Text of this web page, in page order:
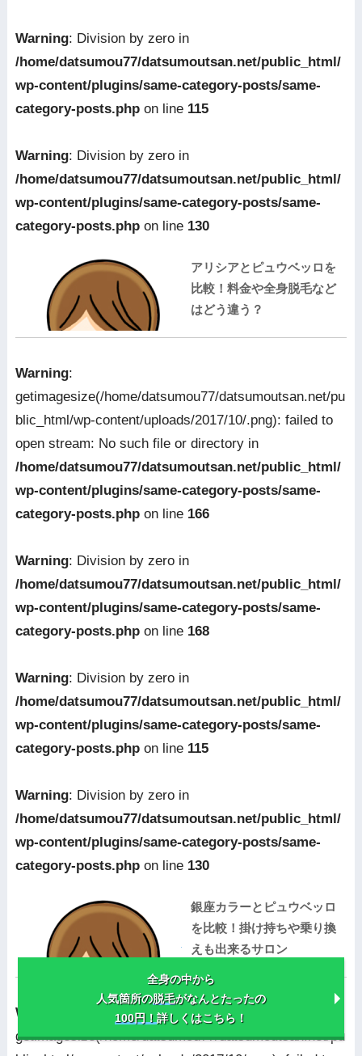
Warning: Division by zero in
/home/datsumou77/datsumoutsan.net/public_html/
wp-content/plugins/same-category-posts/same-
category-posts.phpon line 115
Warning: Division by zero in
/home/datsumou77/datsumoutsan.net/public_html/
wp-content/plugins/same-category-posts/same-
category-posts.phpon line 130
アリシアとピュウベッロを
比較！料金や全身脱毛など
はどう違う？
Warning:
getimagesize(/home/datsumou77/datsumoutsan.net/pu
blic_html/wp-content/uploads/2017/10/.png): failed to
open stream: No such file or directory in
/home/datsumou77/datsumoutsan.net/public_html/
wp-content/plugins/same-category-posts/same-
category-posts.phpon line 166
Warning: Division by zero in
/home/datsumou77/datsumoutsan.net/public_html/
wp-content/plugins/same-category-posts/same-
category-posts.phpon line 168
Warning: Division by zero in
/home/datsumou77/datsumoutsan.net/public_html/
wp-content/plugins/same-category-posts/same-
category-posts.phpon line 115
Warning: Division by zero in
/home/datsumou77/datsumoutsan.net/public_html/
wp-content/plugins/same-category-posts/same-
category-posts.phpon line 130
銀座カラーとピュウベッロ
を比較！掛け持ちや乗り換
えも出来るサロン
Warning
getimagesize(/home/datsumou77/datsumoutsan.net/pu
全身の中から
人気箇所の脱毛がなんとたったの
100円！ 詳しくはこちら！